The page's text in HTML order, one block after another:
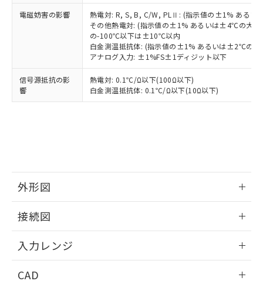
電磁妨害の影響
熱電対: R, S, B, C/W, PLⅡ: (指示値の±1% ある
その他熱電対: (指示値の±1% あるいは±4℃の大き
の-100℃以下は±10℃以内
白金測温抵抗体: (指示値の±1% あるいは±2℃の大
アナログ入力: ±1%FS±1ディジット以下
信号源抵抗の影
響
熱電対: 0.1℃/Ω以下(100Ω以下)
白金測温抵抗体: 0.1℃/Ω以下(10Ω以下)
外形図
接続図
入力レンジ
CAD